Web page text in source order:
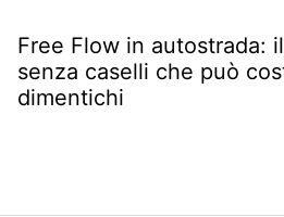
Free Flow in autostrada:
senza caselli che può
dimentichi